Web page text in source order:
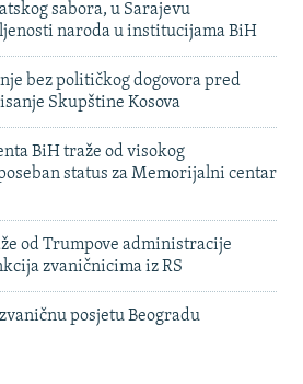
sabora, u Sarajevu
naroda u institucijama BiH
bez političkog dogovora pred
Skupštine Kosova
BiH traže od visokog
status za Memorijalni centar
od Trumpove administracije
zvaničnicima iz RS
posjetu Beogradu